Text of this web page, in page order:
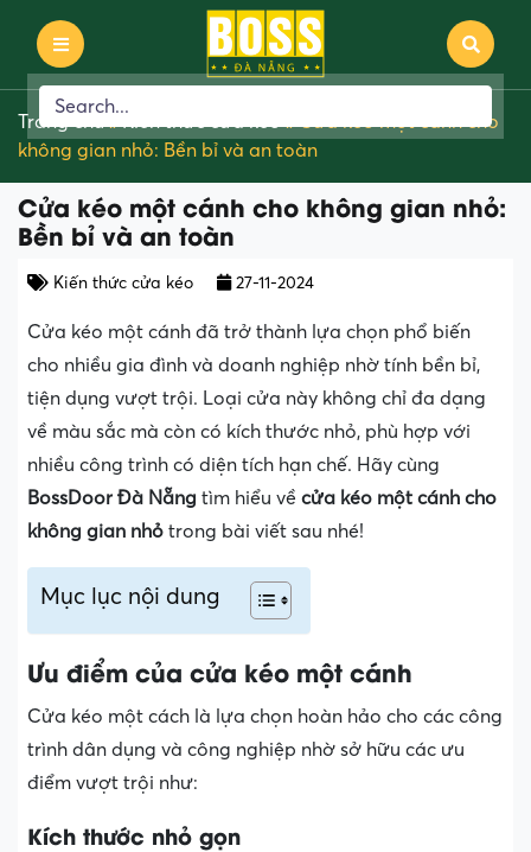
Trang chủ
Cửa kéo một cánh cho
không gian nhỏ: Bền bỉ và an toàn
Cửa kéo một cánh cho không gian nhỏ:
Bền bỉ và an toàn
Kiến thức cửa kéo 27-11-2024
Cửa kéo một cánh đã trở thành lựa chọn phổ biến
cho nhiều gia đình và doanh nghiệp nhờ tính bền bỉ,
tiện dụng vượt trội. Loại cửa này không chỉ đa dạng
về màu sắc mà còn có kích thước nhỏ, phù hợp với
nhiều công trình có diện tích hạn chế. Hãy cùng
BossDoor Đà Nẵng tìm hiểu về cửa kéo một cánh cho
không gian nhỏ trong bài viết sau nhé!
Mục lục nội dung
Ưu điểm của cửa kéo một cánh
Cửa kéo một cách là lựa chọn hoàn hảo cho các công
trình dân dụng và công nghiệp nhờ sở hữu các ưu
điểm vượt trội như:
Kích thước nhỏ gọn